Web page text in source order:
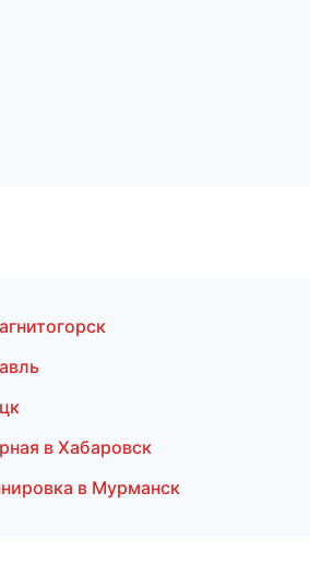
в Хабаровск
в Мурманск